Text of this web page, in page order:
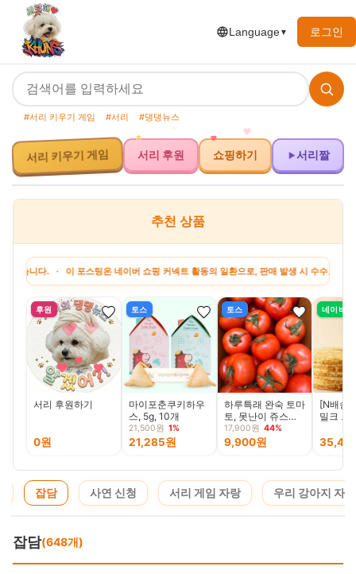
Language▼ 로그인
#서리 키우기 게임 #서리 #댕댕뉴스
서리 키우기 게임 서리 후원 쇼핑하기 서리짤
추천 상품
. · 이 포스팅은 네이버 쇼핑 커넥트 활동의 일환으로, 판매 발생 시 수수료를 제공
후원
서리 후원하기
0원
토스
마이포춘쿠키하우
스, 5g, 10개
21,500원 1%
21,285원
토스
하루특래 완숙 토마
토, 못난이 쥬스용,
5kg, 1박스
17,900원 44%
9,900원
네이버
[N배송]
밀크 크
잡담 사연 신청 서리 게임 자랑 우리 강아지 자랑
잡담(648개)